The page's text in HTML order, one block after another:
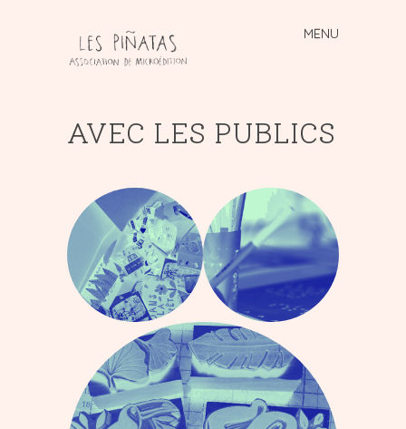
MENU
Skip
to
AVEC LES PUBLICS